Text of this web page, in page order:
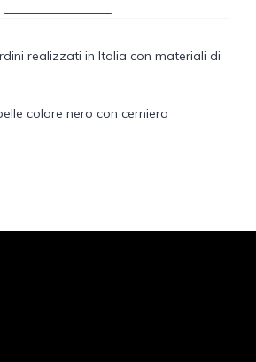
realizzati in Italia con materiali di
colore nero con cerniera